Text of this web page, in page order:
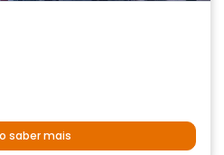
saber mais